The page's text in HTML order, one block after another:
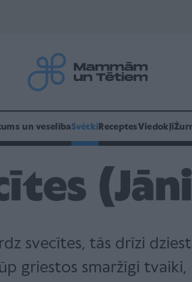
un veselībaSvētki ReceptesViedokļi
svecītes, tās drīzi
griestos smaržīgi tvaiki,